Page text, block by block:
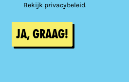
Bekijk privacybeleid.
Ja, graag!